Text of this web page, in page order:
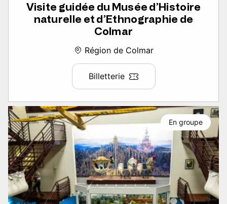
Visite guidée du Musée d’Histoire
naturelle et d’Ethnographie de
Colmar
Région de Colmar
Billetterie
En groupe